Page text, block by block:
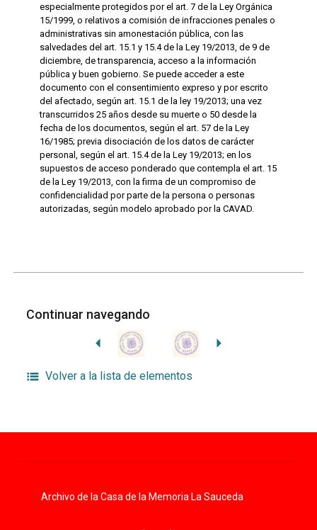
especialmente protegidos por el art. 7 de la Ley Orgánica
15/1999, o relativos a comisión de infracciones penales o
administrativas sin amonestación pública, con las
salvedades del art. 15.1 y 15.4 de la Ley 19/2013, de 9 de
diciembre, de transparencia, acceso a la información
pública y buen gobierno. Se puede acceder a este
documento con el consentimiento expreso y por escrito
del afectado, según art. 15.1 de la ley 19/2013; una vez
transcurridos 25 años desde su muerte o 50 desde la
fecha de los documentos, según el art. 57 de la Ley
16/1985; previa disociación de los datos de carácter
personal, según el art. 15.4 de la Ley 19/2013; en los
supuestos de acceso ponderado que contempla el art. 15
de la Ley 19/2013, con la firma de un compromiso de
confidencialidad por parte de la persona o personas
autorizadas, según modelo aprobado por la CAVAD.
Continuar navegando
Volver a la lista de elementos
Archivo de la Casa de la Memoria La Sauceda